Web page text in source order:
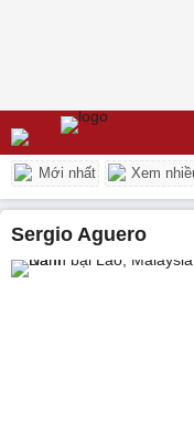
Mới nhất Xem
Sergio Aguero